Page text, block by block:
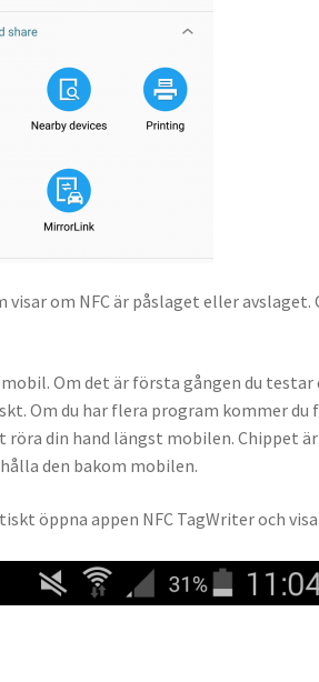
om NFC är påslaget eller
Om det är första gången du
Om du har flera program kommer du
din hand längst mobilen. Chippet
den bakom mobilen.
öppna appen NFC TagWriter och